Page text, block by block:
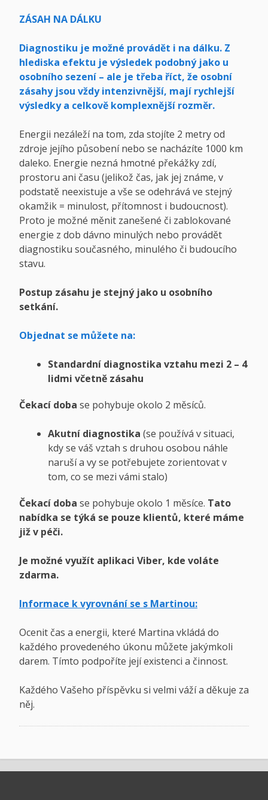
ZÁSAH NA DÁLKU
Diagnostiku je možné provádět i na dálku. Z
hlediska efektu je výsledek podobný jako u
osobního sezení – ale je třeba říct, že osobní
zásahy jsou vždy intenzivnější, mají rychlejší
výsledky a celkově komplexnější rozměr.
Energii nezáleží na tom, zda stojíte 2 metry od
zdroje jejího působení nebo se nacházíte 1000 km
daleko. Energie nezná hmotné překážky zdí,
prostoru ani času (jelikož čas, jak jej známe, v
podstatě neexistuje a vše se odehrává ve stejný
okamžik = minulost, přítomnost i budoucnost).
Proto je možné měnit zanešené či zablokované
energie z dob dávno minulých nebo provádět
diagnostiku současného, minulého či budoucího
stavu.
Postup zásahu je stejný jako u osobního
setkání.
Objednat se můžete na:
Standardní diagnostika vztahu mezi 2 – 4
lidmi včetně zásahu
Čekací doba se pohybuje okolo 2 měsíců.
Akutní diagnostika (se používá v situaci,
kdy se váš vztah s druhou osobou náhle
naruší a vy se potřebujete zorientovat v
tom, co se mezi vámi stalo)
Čekací doba se pohybuje okolo 1 měsíce. Tato
nabídka se týká se pouze klientů, které máme
již v péči.
Je možné využít aplikaci Viber, kde voláte
zdarma.
Informace k vyrovnání se s Martinou:
Ocenit čas a energii, které Martina vkládá do
každého provedeného úkonu můžete jakýmkoli
darem. Tímto podpoříte její existenci a činnost.
Každého Vašeho příspěvku si velmi váží a děkuje za
něj.